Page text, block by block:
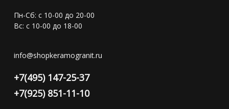
Пн-Сб: с 10-00 до 20-00
Вс: с 10-00 до 18-00
info@shopkeramogranit.ru
+7(495) 147-25-37
+7(925) 851-11-10